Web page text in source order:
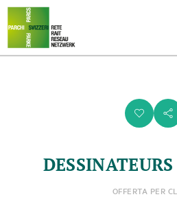
Navigazione
nella
rete
dei
Navigazione
rapida
Al contenuto principale
Alla navigazione mobile
Alla ricerca
Al piè di pagina
Alla mappa del sito
i s
OFFERTA PER